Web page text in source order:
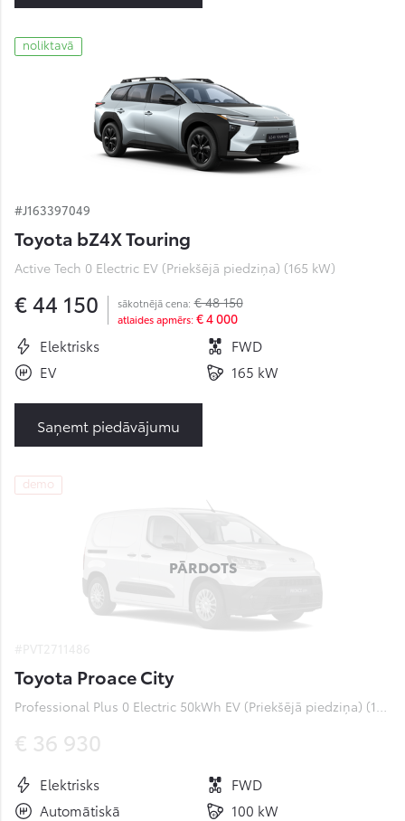
noliktavā
#J163397049
Toyota bZ4X Touring
Active Tech 0 Electric EV (Priekšējā piedziņa) (165 kW)
€ 44 150 sākotnējā cena: € 48 150
atlaides apmērs: € 4 000
Elektrisks
FWD
EV
165 kW
Saņemt piedāvājumu
demo
PĀRDOTS
Toyota Proace City
Professional Plus 0 Electric 50kWh EV (Priekšējā piedziņa) (100 kW)
€ 36 930
Elektrisks
FWD
Automātiskā
100 kW